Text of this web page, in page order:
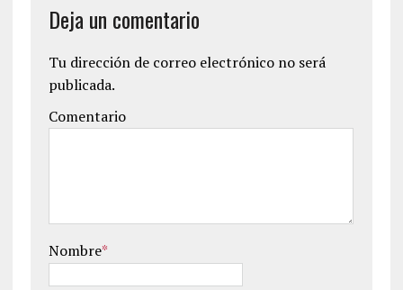
Deja un comentario
Tu dirección de correo electrónico no será
publicada.
Comentario
Nombre*